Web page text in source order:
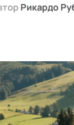
Рикардо